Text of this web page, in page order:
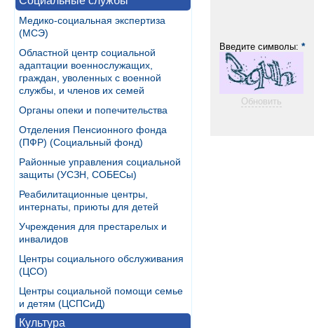
Медико-социальная экспертиза
(МСЭ)
Областной центр социальной
адаптации военнослужащих,
граждан, уволенных с военной
службы, и членов их семей
Органы опеки и попечительства
Отделения Пенсионного фонда
(ПФР) (Социальный фонд)
Районные управления социальной
защиты (УСЗН, СОБЕСы)
Реабилитационные центры,
интернаты, приюты для детей
Учреждения для престарелых и
инвалидов
Центры социального обслуживания
(ЦСО)
Центры социальной помощи семье
и детям (ЦСПСиД)
Культура
Введите символы: *
Обновить